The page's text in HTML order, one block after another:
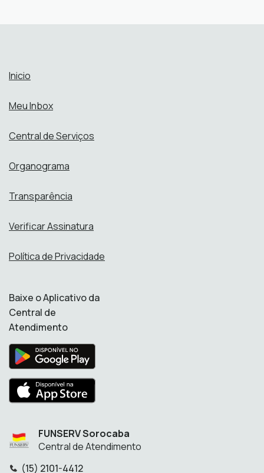
Inicio
Meu Inbox
Central de Serviços
Organograma
Transparência
Verificar Assinatura
Política de Privacidade
Baixe o Aplicativo da
Central de
Atendimento
FUNSERV Sorocaba
Central de Atendimento
(15) 2101-4412